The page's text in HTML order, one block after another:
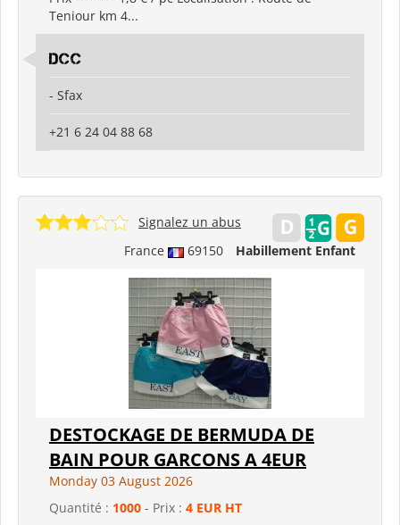
Teniour km 4...
DCC
- Sfax
+21 6 24 04 88 68
France 69150 Habillement Enfant
Signalez un abus
DESTOCKAGE DE BERMUDA DE
BAIN POUR GARCONS A 4EUR
Monday 03 August 2026
Quantité : 1000 - Prix : 4 EUR HT